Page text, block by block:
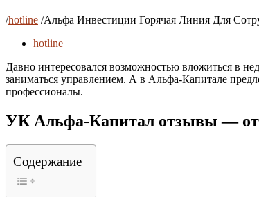
/hotline /Альфа Инвестиции Горячая Линия Для
hotline
Давно интересовался возможностью вложиться в
заниматься управлением. А в Альфа-Капитале
профессионалы.
УК Альфа-Капитал отзывы —
Содержание